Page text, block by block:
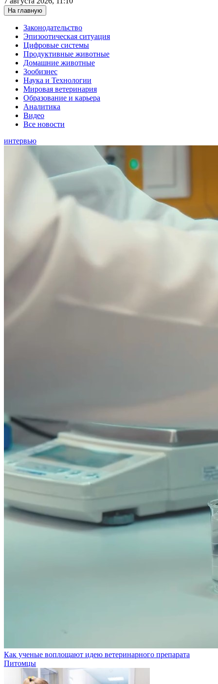
На главную
Законодательство
Эпизоотическая ситуация
Цифровые системы
Продуктивные животные
Домашние животные
Зообизнес
Наука и Технологии
Мировая ветеринария
Образование и карьера
Аналитика
Видео
Все новости
интервью
Как ученые воплощают идею ветеринарного препарата
Питомцы